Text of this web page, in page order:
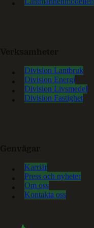
Division Lantbruk
Division Energi
Division Livsmedel
Division Fastighet
Karriär
Press och nyheter
Om oss
Kontakta oss